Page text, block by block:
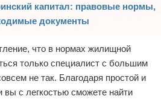
капитал: правовые нормы,
документы
что в нормах жилищной
только специалист с большим
не так. Благодаря простой и
вы с легкостью сможете найти